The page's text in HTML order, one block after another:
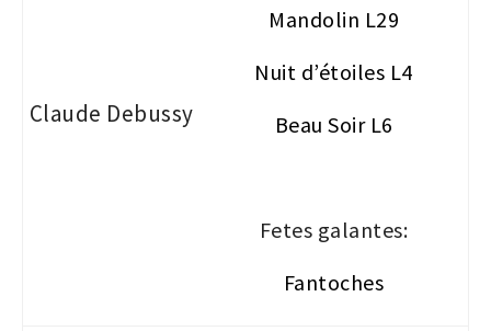
Claude Debussy
Mandolin L29
Nuit d’étoiles L4
Beau Soir L6
Fetes galantes:
Fantoches